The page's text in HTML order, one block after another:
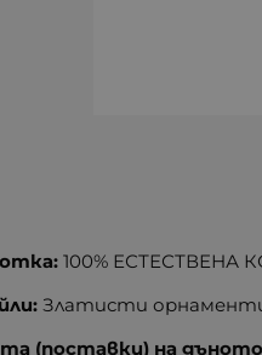
100% ЕСТЕСТВЕНА
Златисти
(поставки) на